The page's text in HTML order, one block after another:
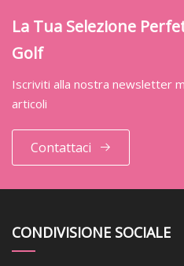
La Tua Selezione
Golf
Iscriviti alla nostra newsletter
articoli
Contattaci
CONDIVISIONE SOCIALE